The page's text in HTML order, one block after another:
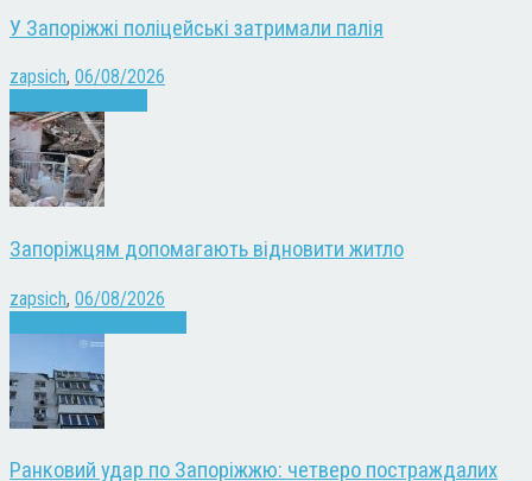
У Запоріжжі поліцейські затримали палія
zapsich, 06/08/2026
Запоріжцям допомагають відновити житло
zapsich, 06/08/2026
Ранковий удар по Запоріжжю: четверо постраждалих